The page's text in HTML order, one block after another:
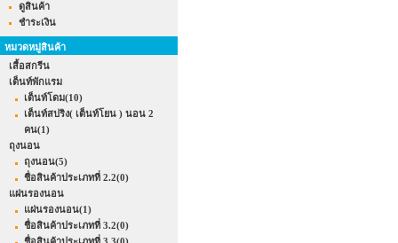
ดูสินค้า
ชำระเงิน
หมวดหมู่สินค้า
เสื้อสกรีน
เต็นท์พักแรม
เต็นท์โดม(10)
เต็นท์สปริง( เต็นท์โยน ) นอน 2
คน(1)
ถุงนอน
ถุงนอน(5)
ชื่อสินค้าประเภทที่ 2.2(0)
แผ่นรองนอน
แผ่นรองนอน(1)
ชื่อสินค้าประเภทที่ 3.2(0)